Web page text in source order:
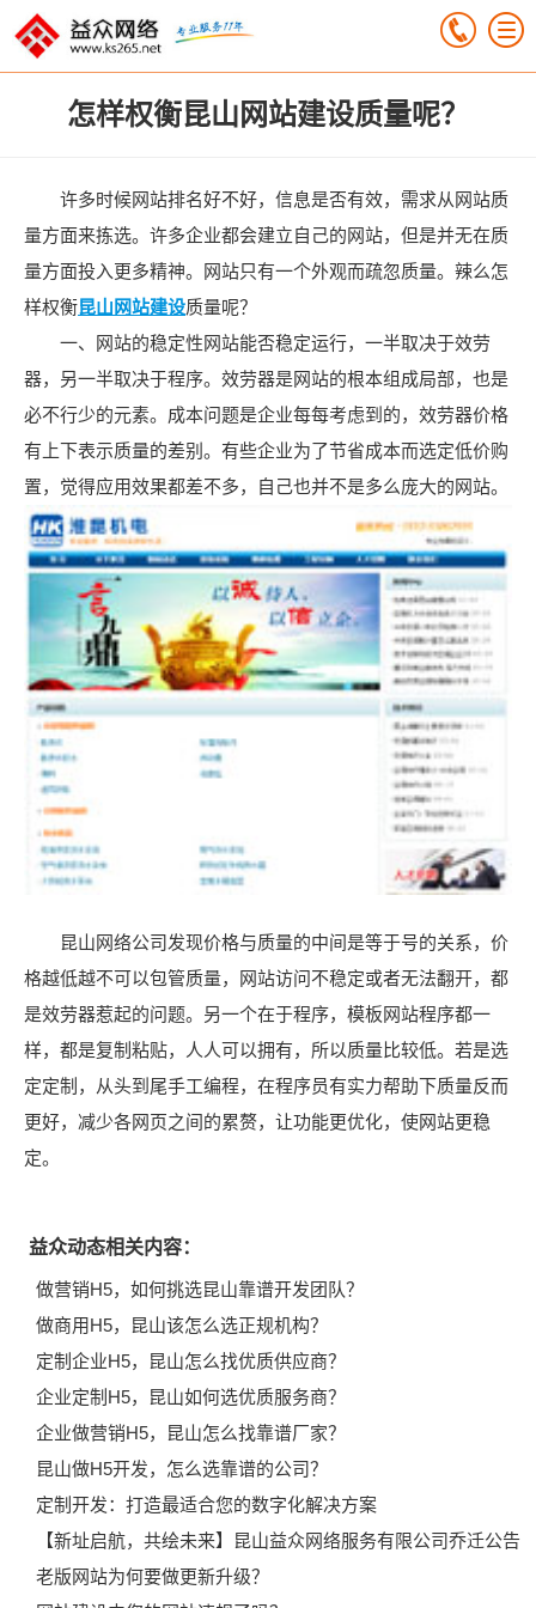
怎样权衡昆山网站建设质量呢？
许多时候网站排名好不好，信息是否有效，需求从网站质
量方面来拣选。许多企业都会建立自己的网站，但是并无在质
量方面投入更多精神。网站只有一个外观而疏忽质量。辣么怎
样权衡昆山网站建设质量呢？
一、网站的稳定性网站能否稳定运行，一半取决于效劳
器，另一半取决于程序。效劳器是网站的根本组成局部，也是
必不行少的元素。成本问题是企业每每考虑到的，效劳器价格
有上下表示质量的差别。有些企业为了节省成本而选定低价购
置，觉得应用效果都差不多，自己也并不是多么庞大的网站。
昆山网络公司发现价格与质量的中间是等于号的关系，价
格越低越不可以包管质量，网站访问不稳定或者无法翻开，都
是效劳器惹起的问题。另一个在于程序，模板网站程序都一
样，都是复制粘贴，人人可以拥有，所以质量比较低。若是选
定定制，从头到尾手工编程，在程序员有实力帮助下质量反而
更好，减少各网页之间的累赘，让功能更优化，使网站更稳
定。
益众动态相关内容：
做营销H5，如何挑选昆山靠谱开发团队？
做商用H5，昆山该怎么选正规机构？
定制企业H5，昆山怎么找优质供应商？
企业定制H5，昆山如何选优质服务商？
企业做营销H5，昆山怎么找靠谱厂家？
昆山做H5开发，怎么选靠谱的公司？
定制开发：打造最适合您的数字化解决方案
【新址启航，共绘未来】昆山益众网络服务有限公司乔迁公告
老版网站为何要做更新升级？